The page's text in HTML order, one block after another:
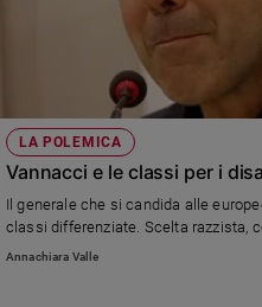
LA POLEMICA
Vannacci e le classi per i
Il generale che si candida alle
classi differenziate. Scelta razzista,
Annachiara Valle